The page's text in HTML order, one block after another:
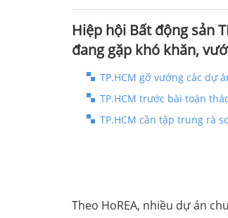
Hiệp hội Bất động sản
đang gặp khó khăn,
TP.HCM gỡ vướng các dự
TP.HCM trước bài toán
TP.HCM cần tập trung rà
Theo HoREA, nhiều dự án